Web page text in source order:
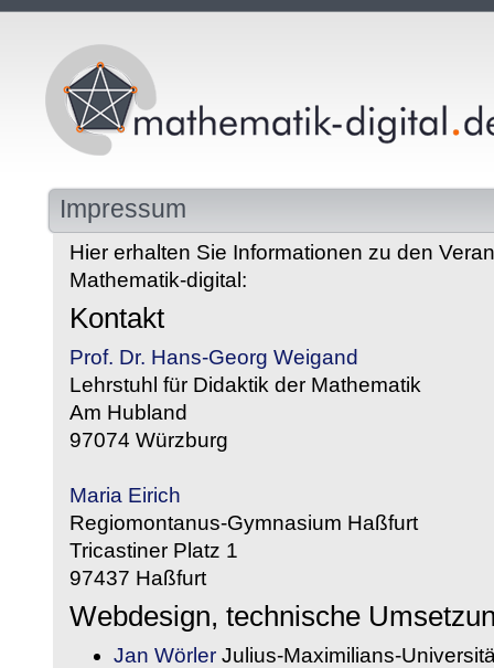
Impressum
Hier erhalten Sie Informationen zu den
Mathematik-digital:
Kontakt
Prof. Dr. Hans-Georg Weigand
Lehrstuhl für Didaktik der Mathematik
Am Hubland
97074 Würzburg
Maria Eirich
Regiomontanus-Gymnasium Haßfurt
Tricastiner Platz 1
97437 Haßfurt
Webdesign, technische
Jan Wörler Julius-Maximilians-